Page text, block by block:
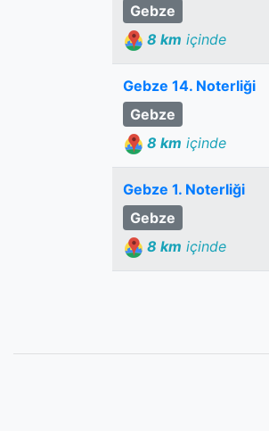
Gebze
8 km içinde
Gebze 14. Noterliği
Gebze
8 km içinde
Gebze 1. Noterliği
Gebze
8 km içinde